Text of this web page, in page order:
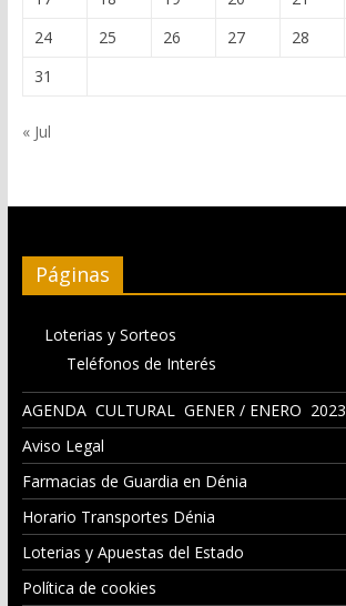
24
25 26 27 28
31
« Jul
Páginas
Loterias y Sorteos
Teléfonos de Interés
AGENDA CULTURAL GENER / ENERO 2023
Aviso Legal
Farmacias de Guardia en Dénia
Horario Transportes Dénia
Loterias y Apuestas del Estado
Política de cookies